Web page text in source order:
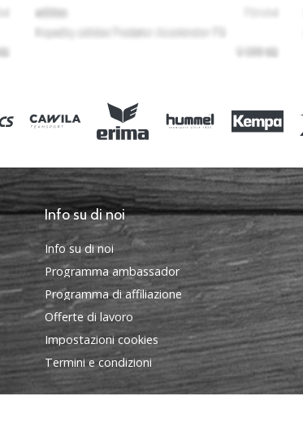
Info su di noi
Info su di noi
Programma ambassador
Programma di affiliazione
Offerte di lavoro
Impostazioni cookies
Termini e condizioni